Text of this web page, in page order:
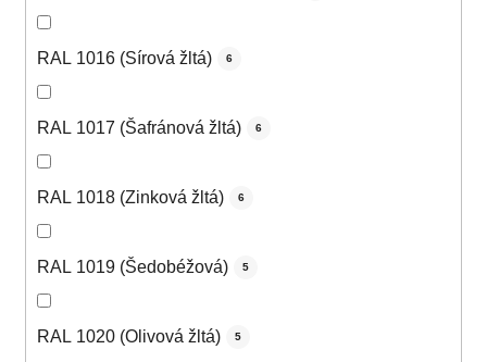
RAL 1016 (Sírová žltá) 6
RAL 1017 (Šafránová žltá) 6
RAL 1018 (Zinková žltá) 6
RAL 1019 (Šedobéžová) 5
RAL 1020 (Olivová žltá) 5